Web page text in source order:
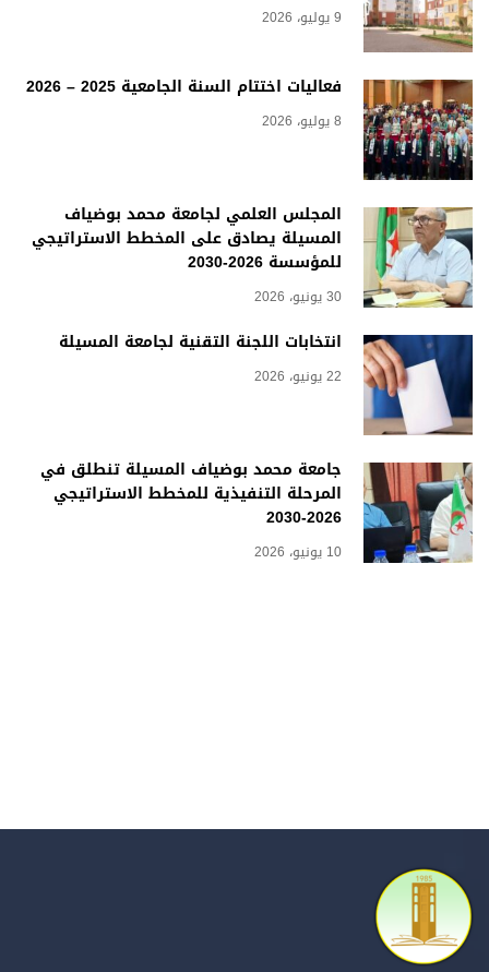
9 يوليو، 2026
فعاليات اختتام السنة الجامعية 2025 – 2026
8 يوليو، 2026
المجلس العلمي لجامعة محمد بوضياف
المسيلة يصادق على المخطط الاستراتيجي
للمؤسسة 2026-2030
30 يونيو، 2026
انتخابات اللجنة التقنية لجامعة المسيلة
22 يونيو، 2026
جامعة محمد بوضياف المسيلة تنطلق في
المرحلة التنفيذية للمخطط الاستراتيجي
2026-2030
10 يونيو، 2026